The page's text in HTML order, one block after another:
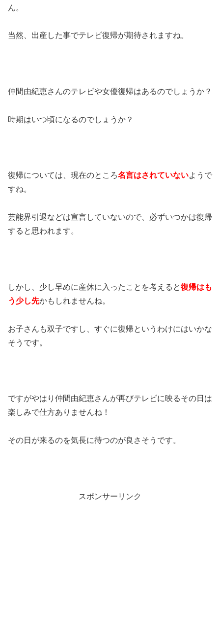
ん。
当然、出産した事でテレビ復帰が期待されますね。
仲間由紀恵さんのテレビや女優復帰はあるのでしょうか？
時期はいつ頃になるのでしょうか？
復帰については、現在のところ名言はされていないようで
すね。
芸能界引退などは宣言していないので、必ずいつかは復帰
すると思われます。
しかし、少し早めに産休に入ったことを考えると復帰はも
う少し先かもしれませんね。
お子さんも双子ですし、すぐに復帰というわけにはいかな
そうです。
ですがやはり仲間由紀恵さんが再びテレビに映るその日は
楽しみで仕方ありませんね！
その日が来るのを気長に待つのが良さそうです。
スポンサーリンク